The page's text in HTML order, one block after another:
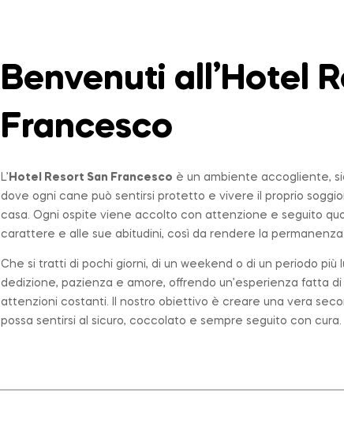
Benvenuti all’Hotel
Francesco
L’ Hotel Resort San Francesco è un ambiente accogliente,
dove ogni cane può sentirsi protetto e vivere il proprio
casa. Ogni ospite viene accolto con attenzione e seguito
carattere e alle sue abitudini, così da rendere la permanenza
Che si tratti di pochi giorni, di un weekend o di un periodo
dedizione, pazienza e amore, offrendo un’esperienza fatta di
attenzioni costanti. Il nostro obiettivo è creare una vera
possa sentirsi al sicuro, coccolato e sempre seguito con cura.